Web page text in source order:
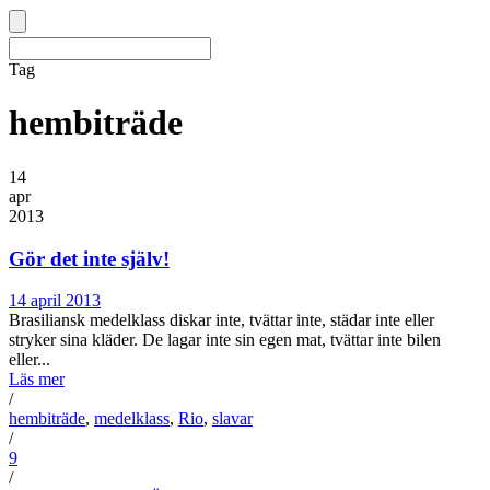
Tag
hembiträde
14
apr
2013
Gör det inte själv!
14 april 2013
Brasiliansk medelklass diskar inte, tvättar inte, städar inte eller
stryker sina kläder. De lagar inte sin egen mat, tvättar inte bilen
eller...
Läs mer
/
hembiträde, medelklass, Rio, slavar
/
9
/